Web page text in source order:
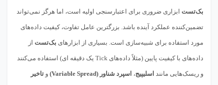
بک‌تست ابزاری ضروری برای اعتبارسنجی اولیه است، اما هرگز نمی‌تواند
تضمین‌کننده عملکرد آینده باشد. بزرگترین عامل تفاوت، کیفیت داده‌های
مورد استفاده برای شبیه‌سازی است. بسیاری از ابزارهای بک‌تست از
داده‌های با کیفیت پایین (مثلاً داده‌های Tick یک دقیقه ای) استفاده می‌کنند
و ریسک‌هایی مانند اسلیپیج، اسپرد شناور (Variable Spread) و تاخیر